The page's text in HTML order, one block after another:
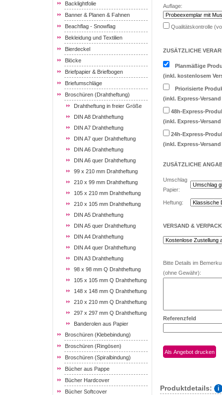
Backlightfolie
Banner & Planen & Fahnen
Beachflag - Snowflag
Bekleidung und Textilien
Bierdeckel
Blöcke
Briefpapier & Briefbogen
Briefumschläge
Broschüren (Drahtheftung)
Drahtheftung in freier Größe
DIN A8 Drahtheftung
DIN A7 Drahtheftung
DIN A7 quer Drahtheftung
DIN A6 Drahtheftung
DIN A6 quer Drahtheftung
99 x 210 mm Drahtheftung
210 x 99 mm Drahtheftung
105 x 210 mm Drahtheftung
210 x 105 mm Drahtheftung
DIN A5 Drahtheftung
DIN A5 quer Drahtheftung
DIN A4 Drahtheftung
DIN A4 quer Drahtheftung
DIN A3 Drahtheftung
98 x 98 mm Q Drahtheftung
105 x 105 mm Q Drahtheftung
148 x 148 mm Q Drahtheftung
210 x 210 mm Q Drahtheftung
297 x 297 mm Q Drahtheftung
Banderolen aus Papier
Broschüren (Klebebindung)
Broschüren (Ringösen)
Broschüren (Spiralbindung)
Bücher aus Pappe
Bücher Hardcover
Bücher Softcover
Auflage:
Qualitätskontrolle
ZUSÄTZLICHE
Planmäßige
(inkl. kostenlosem
Priorisierte
(inkl. Express-Versand
48h-Express-
(inkl. Express-Versand
24h-Express-
(inkl. Express-Versand
ZUSÄTZLICHE
Umschlag
Papier:
Heftung:
VERSAND &
Bitte Details im
(ohne Gewähr):
Referenzfeld
Produktdetails: